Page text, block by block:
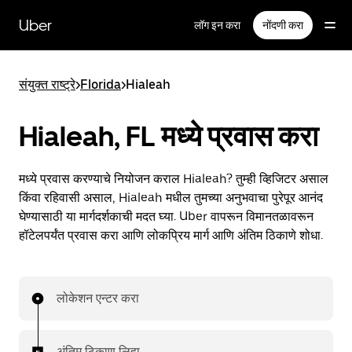
सामग्रीवरUber लॉग इन करा नोंदणी करा
संयुक्त राष्ट्रे>Florida>Hialeah
Hialeah, FL मध्ये प्रवास करा
मध्ये प्रवास करण्याचे नियोजन कराल Hialeah? तुम्ही व्हिजिटर असाल
किंवा रहिवासी असाल, Hialeah मधील तुमच्या अनुभवाचा पुरेपूर आनंद
घेण्यासाठी या मार्गदर्शकाची मदत घ्या. Uber वापरून विमानतळावरून
हॉटेलपर्यंत प्रवास करा आणि लोकप्रिय मार्ग आणि अंतिम ठिकाणे शोधा.
लोकेशन एन्टर करा